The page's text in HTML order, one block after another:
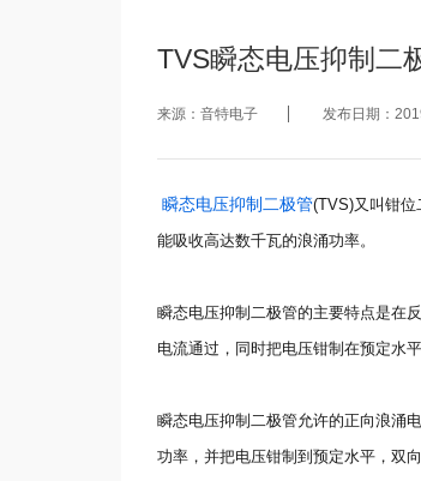
TVS瞬态电压抑制二
来源：音特电子 发布日期：
瞬态电压抑制二极管(TVS)又叫钳位
能吸收高达数千瓦的浪涌功率。
瞬态电压抑制二极管的主要特点是在
电流通过，同时把电压钳制在预定水
瞬态电压抑制二极管允许的正向浪涌
功率，并把电压钳制到预定水平，双